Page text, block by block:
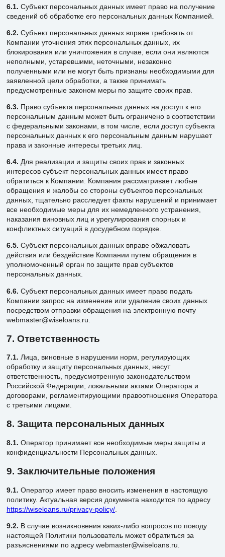
6.1. Субъект персональных данных имеет право на получение
сведений об обработке его персональных данных Компанией.
6.2. Субъект персональных данных вправе требовать от
Компании уточнения этих персональных данных, их
блокирования или уничтожения в случае, если они являются
неполными, устаревшими, неточными, незаконно
полученными или не могут быть признаны необходимыми для
заявленной цели обработки, а также принимать
предусмотренные законом меры по защите своих прав.
6.3. Право субъекта персональных данных на доступ к его
персональным данным может быть ограничено в соответствии
с федеральными законами, в том числе, если доступ субъекта
персональных данных к его персональным данным нарушает
права и законные интересы третьих лиц.
6.4. Для реализации и защиты своих прав и законных
интересов субъект персональных данных имеет право
обратиться к Компании. Компания рассматривает любые
обращения и жалобы со стороны субъектов персональных
данных, тщательно расследует факты нарушений и принимает
все необходимые меры для их немедленного устранения,
наказания виновных лиц и урегулирования спорных и
конфликтных ситуаций в досудебном порядке.
6.5. Субъект персональных данных вправе обжаловать
действия или бездействие Компании путем обращения в
уполномоченный орган по защите прав субъектов
персональных данных.
6.6. Субъект персональных данных имеет право подать
Компании запрос на изменение или удаление своих данных
посредством отправки обращения на электронную почту
webmaster@wiseloans.ru.
7. Ответственность
7.1. Лица, виновные в нарушении норм, регулирующих
обработку и защиту персональных данных, несут
ответственность, предусмотренную законодательством
Российской Федерации, локальными актами Оператора и
договорами, регламентирующими правоотношения Оператора
с третьими лицами.
8. Защита персональных данных
8.1. Оператор принимает все необходимые меры защиты и
конфиденциальности Персональных данных.
9. Заключительные положения
9.1. Оператор имеет право вносить изменения в настоящую
политику. Актуальная версия документа находится по адресу
https://wiseloans.ru/privacy-policy/
9.2. В случае возникновения каких-либо вопросов по поводу
настоящей Политики пользователь может обратиться за
разъяснениями по адресу webmaster@wiseloans.ru.